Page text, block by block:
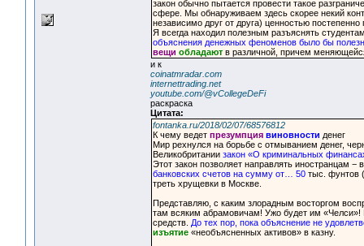
закон обычно пытается провести такое
сфере. Мы обнаруживаем здесь скорее некий
независимо друг от друга) ценностью
Я всегда находил полезным разъяснять
объяснения денежных феноменов было бы
вещи обладают в различной, причем
и к
coinatmradar.com
internettrading.net
youtube.com/@vCollegeDeFi
раскраска
Цитата:
fontanka.ru/2018/02/07/68576812
К чему ведет презумпция виновности денег
Мир рехнулся на борьбе с отмыванием денег,
Великобритании закон «О криминальных
Этот закон позволяет направлять иностранцам
банковских счетов на сумму от… 50 тыс. фунтов
треть хрущевки в Москве.
Представляю, с каким злорадным восторгом
там всяким абрамовичам! Ужо будет им «Челси»!
средств. До тех пор, пока объяснение не
изъятие «необъясненных активов» в казну.